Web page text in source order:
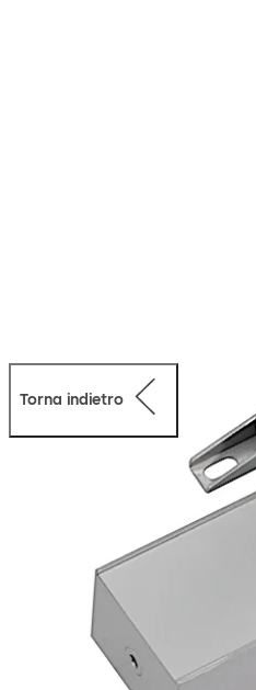
Torna indietro